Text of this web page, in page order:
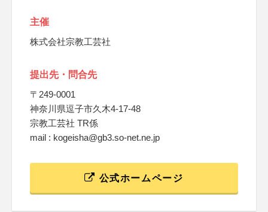
主催
株式会社宗教工芸社
提出先・問合先
〒249-0001
神奈川県逗子市久木4-17-48
宗教工芸社 TR係
mail : kogeisha@gb3.so-net.ne.jp
公式ホームページ